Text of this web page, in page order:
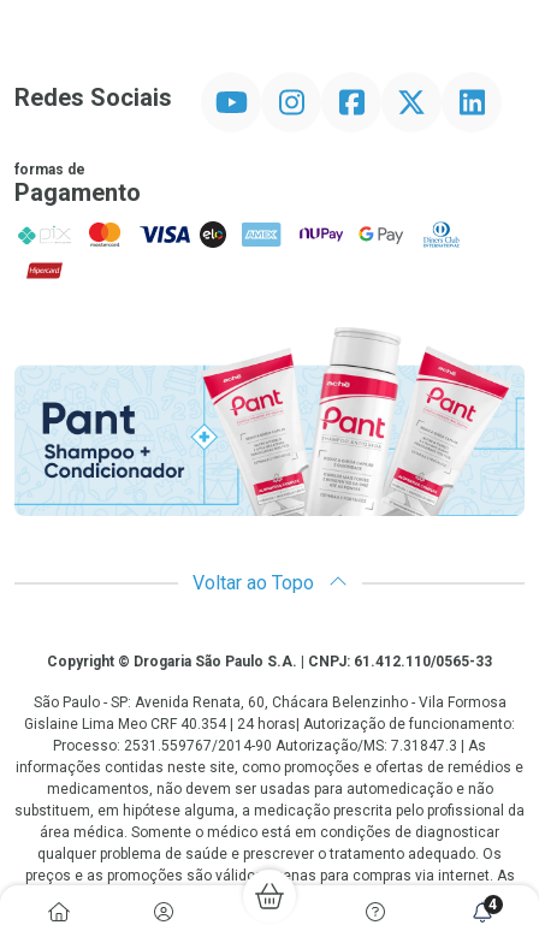
4
Redes Sociais InstagramFacebookTwitter Linkedin
formas de
Pagamento
PIX MasterCard
VISA ELO AMEX NuPay Google PayDiners Club
Hipercard
Voltar ao Topo
CopyrightCopyright © Drogaria São Paulo S.A. | CNPJ: 61.412.110/0565-33
São Paulo - SP: Avenida Renata, 60, Chácara Belenzinho - Vila Formosa
Gislaine Lima Meo CRF 40.354 | 24 horas| Autorização de funcionamento:
Processo: 2531.559767/2014-90 Autorização/MS: 7.31847.3 | As
informações contidas neste site, como promoções e ofertas de remédios e
medicamentos, não devem ser usadas para automedicação e não
substituem, em hipótese alguma, a medicação prescrita pelo profissional da
área médica. Somente o médico está em condições de diagnosticar
qualquer problema de saúde e prescrever o tratamento adequado. Os
preços e as promoções são válidos apenas para compras via internet. As
fotos contidas em nosso site são meramente ilustrativas. *Preços e
disponibilidade sujeitos a alterações no decorrer do dia. Antibióticos e